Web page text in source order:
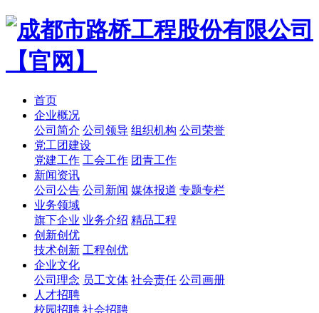
首页
企业概况
公司简介 公司领导 组织机构 公司荣誉
党工团建设
党建工作 工会工作 团青工作
新闻资讯
公司公告 公司新闻 媒体报道 专题专栏
业务领域
旗下企业 业务介绍 精品工程
创新创优
技术创新 工程创优
企业文化
公司理念 员工文体 社会责任 公司画册
人才招聘
校园招聘 社会招聘